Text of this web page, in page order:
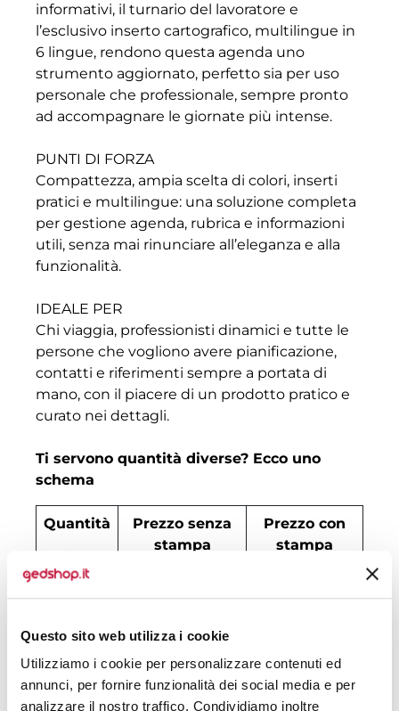
Questo sito web utilizza i cookie
Utilizziamo i cookie per personalizzare contenuti ed
annunci, per fornire funzionalità dei social media e per
analizzare il nostro traffico. Condividiamo inoltre
informativi, il turnario del lavoratore e
l’esclusivo inserto cartografico, multilingue in
6 lingue, rendono questa agenda uno
strumento aggiornato, perfetto sia per uso
personale che professionale, sempre pronto
ad accompagnare le giornate più intense.
PUNTI DI FORZA
Compattezza, ampia scelta di colori, inserti
pratici e multilingue: una soluzione completa
per gestione agenda, rubrica e informazioni
utili, senza mai rinunciare all’eleganza e alla
funzionalità.
IDEALE PER
Chi viaggia, professionisti dinamici e tutte le
persone che vogliono avere pianificazione,
contatti e riferimenti sempre a portata di
mano, con il piacere di un prodotto pratico e
curato nei dettagli.
Ti servono quantità diverse? Ecco uno
schema
Quantità
Prezzo senza
stampa
Prezzo con
stampa
100
€ 1,51
500 € 0,94 € 1,46